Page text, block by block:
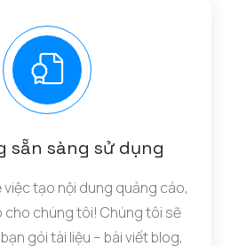
sẵn sàng sử dụng
việc tạo nội dung quảng cáo,
cho chúng tôi! Chúng tôi sẽ
gói tài liệu – bài viết blog,